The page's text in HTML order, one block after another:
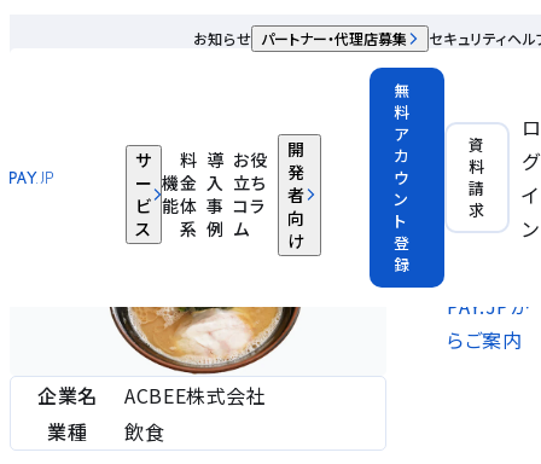
サ
ー
ビ
ス
機
能
料
金
体
系
導
入
事
例
お役
立ち
コラ
ム
開
発
者
向
け
お知らせ パートナー・代理店募集 セキュリティヘル
無
料
ア
カ
ウ
ン
ト
登
録
資
料
請
求
ロ
グ
イ
ン
【PAY.JP導入事例】自宅でお店の味を楽しもう！家系一筋20
あくた川
PAY.JPか
らご案内
企業名
ACBEE株式会社
業種
飲食